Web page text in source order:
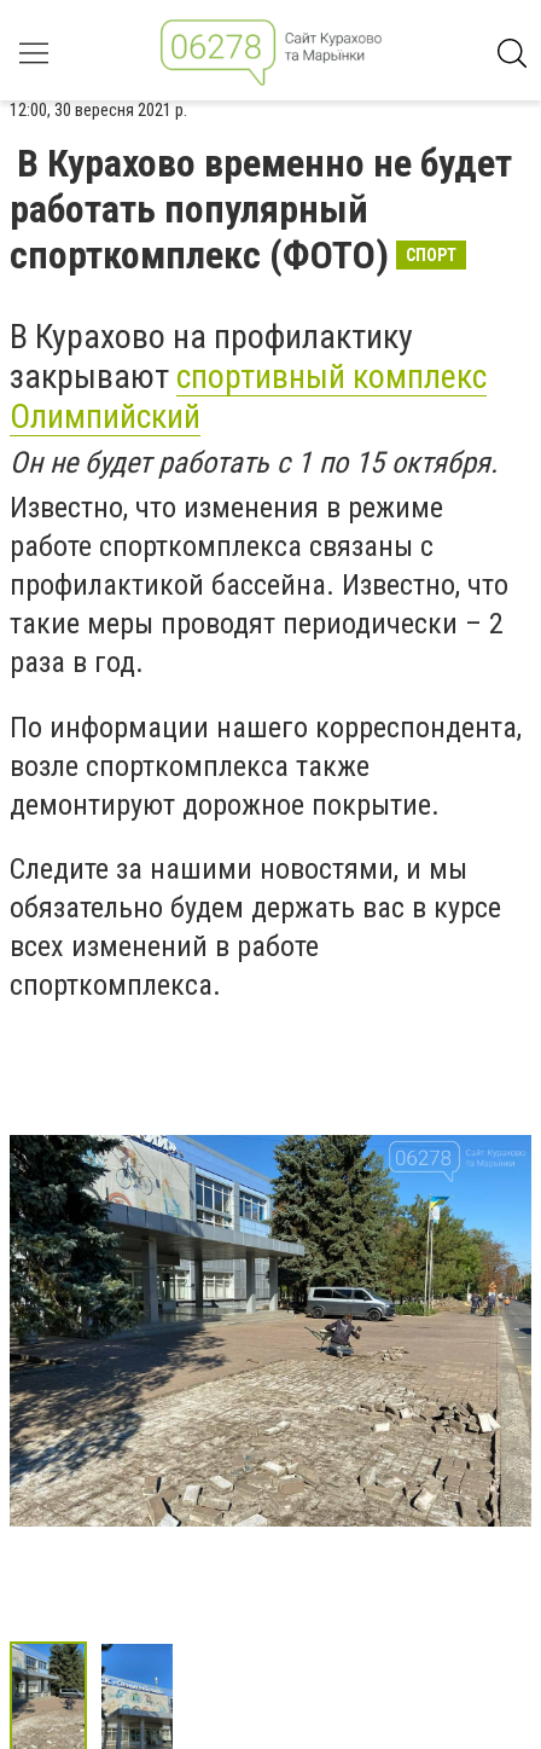
12:00, 30 вересня 2021 р.
В Курахово временно не будет
работать популярный
спорткомплекс (ФОТО)
СПОРТ
В Курахово на профилактику
закрывают спортивный комплекс
Олимпийский
Он не будет работать с 1 по 15 октября.
Известно, что изменения в режиме
работе спорткомплекса связаны с
профилактикой бассейна. Известно, что
такие меры проводят периодически – 2
раза в год.
По информации нашего корреспондента,
возле спорткомплекса также
демонтируют дорожное покрытие.
Следите за нашими новостями, и мы
обязательно будем держать вас в курсе
всех изменений в работе
спорткомплекса.